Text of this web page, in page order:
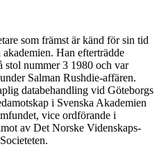
som främst är känd för sin tid
Han efterträdde
stol nummer 3 1980 och var
Salman Rushdie-affären.
databehandling vid Göteborgs
i Svenska Akademien
vice ordförande i
av Det Norske Videnskaps-